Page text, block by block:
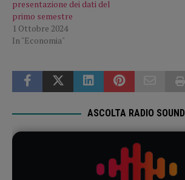
presentazione dei dati del
primo semestre
1 Ottobre 2024
In "Economia"
ASCOLTA RADIO SOUND